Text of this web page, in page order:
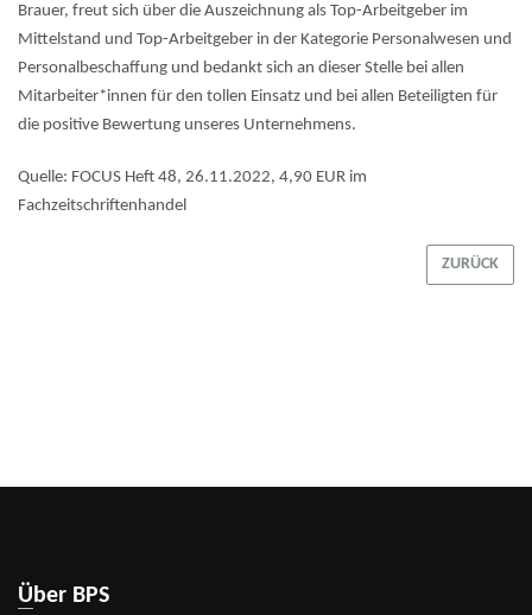
Brauer, freut sich über die Auszeichnung als Top-Arbeitgeber im
Mittelstand und Top-Arbeitgeber in der Kategorie Personalwesen und
Personalbeschaffung und bedankt sich an dieser Stelle bei allen
Mitarbeiter*innen für den tollen Einsatz und bei allen Beteiligten für
die positive Bewertung unseres Unternehmens.
Quelle: FOCUS Heft 48, 26.11.2022, 4,90 EUR im
Fachzeitschriftenhandel
ZURÜCK
Über BPS